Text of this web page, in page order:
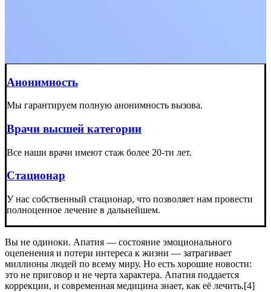
Анонимность
Мы гарантируем полную анонимность вызова.
Врачи высшей категории
Все наши врачи имеют стаж более 20-ти лет.
Стационар
У нас собственный стационар, что позволяет нам провести
полноценное лечение в дальнейшем.
Вы не одиноки. Апатия — состояние эмоционального
оцепенения и потери интереса к жизни — затрагивает
миллионы людей по всему миру. Но есть хорошие новости:
это не приговор и не черта характера. Апатия поддается
коррекции, и современная медицина знает, как её лечить.[4]